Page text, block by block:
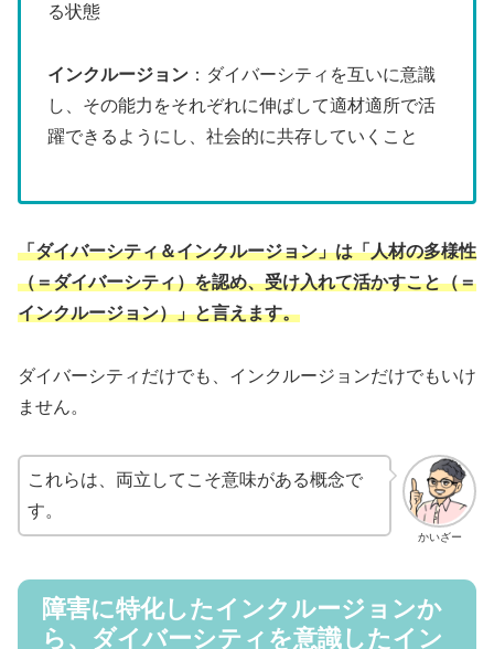
る状態
インクルージョン ：ダイバーシティを互いに意識
し、その能力をそれぞれに伸ばして適材適所で活
躍できるようにし、社会的に共存していくこと
「ダイバーシティ＆インクルージョン」は「人材の多様性
（＝ダイバーシティ）を認め、受け入れて活かすこと（＝
インクルージョン）」と言えます。
ダイバーシティだけでも、インクルージョンだけでもいけ
ません。
かいざー
これらは、両立してこそ意味がある概念で
す。
障害に特化したインクルージョンか
ら、ダイバーシティを意識したイン